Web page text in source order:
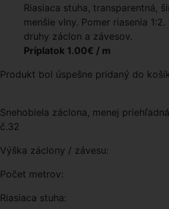
Riasiaca stuha, transparentná,
menšie vlny. Pomer riasenia
druhy záclon a závesov.
Príplatok 1.00€ / m
Produkt bol úspešne pridaný do
Snehobiela záclona, menej
č.32
Výška záclony / závesu:
Počet metrov:
Riasiaca stuha: